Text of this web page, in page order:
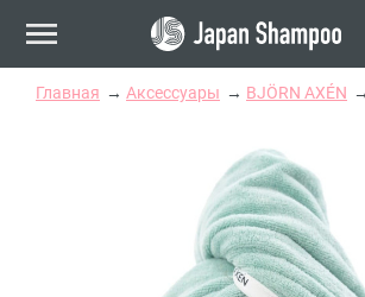
Главная Аксессуары BJÖRN AXÉN